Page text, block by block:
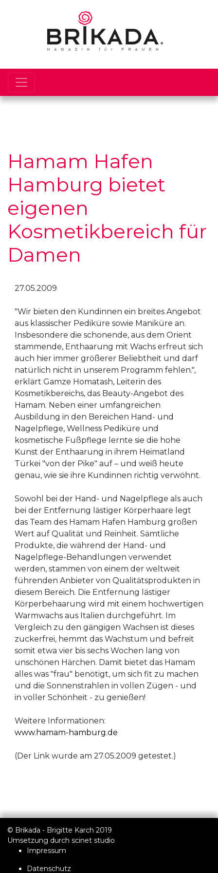
Hamam Hafen
Hamburg bietet
eigenen
Kosmetikbereich für
Damen
27.05.2009
"Wir bieten den Kundinnen ein breites Angebot
aus klassischer Pediküre sowie Maniküre an.
Insbesondere die schonende, aus dem Orient
stammende, Enthaarung mit Wachs erfreut sich
auch hier immer größerer Beliebtheit und darf
natürlich nicht in unserem Programm fehlen.",
erklärt Gamze Homatash, Leiterin des
Kosmetikbereichs, das Beauty-Angebot des
Hamam. Neben einer umfangreichen
Ausbildung in den Bereichen Hand- und
Nagelpflege, Wellness Pediküre und
kosmetische Fußpflege lernte sie die hohe
Kunst der Enthaarung in ihrem Heimatland
Türkei "von der Pike" auf – und weiß heute
genau, wie sie ihre Kundinnen richtig verwöhnt.
Sowohl bei der Hand- und Nagelpflege als auch
bei der Entfernung lästiger Körperhaare legt
das Team des Hamam Hafen Hamburg großen
Wert auf Qualität und Reinheit. Sämtliche
Produkte, die während der Hand- und
Nagelpflege-Behandlungen verwendet
werden, stammen von einem der weltweit
führenden Anbieter von Qualitätsprodukten in
diesem Bereich. Die Entfernung lästiger
Körperbehaarung wird mit einem hochwertigen
Warmwachs aus Italien durchgeführt. Im
Vergleich zu den gängigen Wachsen ist dieses
zuckerfrei, hemmt das Wachstum und befreit
somit etwa vier bis sechs Wochen lang von
unschönen Härchen. Damit bietet das Hamam
alles was "frau" benötigt, um sich fit zu machen
und die Sonnenstrahlen in vollen Zügen - und
in voller Schönheit - zu genießen!
Weitere Informationen:
www.hamam-hamburg.de
(Der Link wurde am 27.05.2009 getestet.)
© Brikada - Brigitte Karch 2019
Umsetzung durch scinet studio
Impressum
Datenschutz